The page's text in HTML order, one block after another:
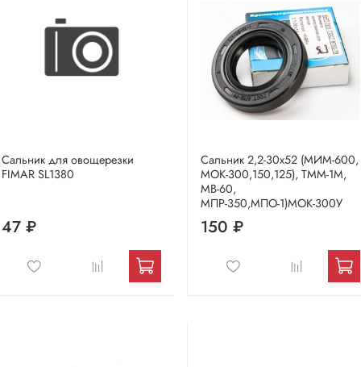
Сальник для овощерезки
FIMAR SL1380
47 ₽
Сальник 2,2-30х52 (МИМ-600,
МОК-300,150,125), ТММ-1М,
МВ-60,
МПР-350,МПО-1)МОК-300У
150 ₽